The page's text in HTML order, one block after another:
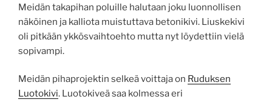
Meidän takapihan poluille halutaan joku luonnollisen
näköinen ja kalliota muistuttava betonikivi. Liuskekivi
oli pitkään ykkösvaihtoehto mutta nyt löydettiin vielä
sopivampi.
Meidän pihaprojektin selkeä voittaja on Ruduksen
Luotokivi. Luotokiveä saa kolmessa eri